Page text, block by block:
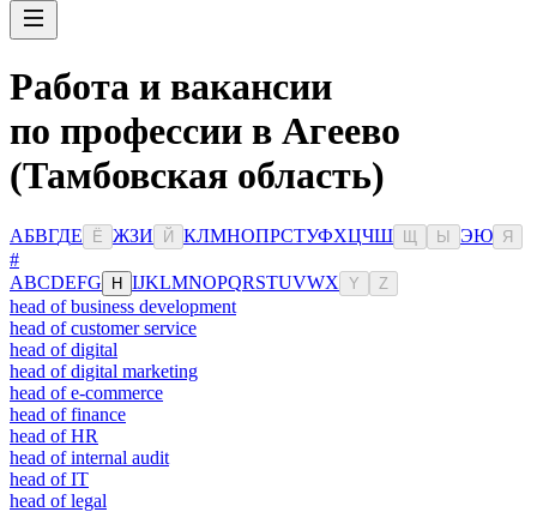
Работа и вакансии
по профессии в Агеево
(Тамбовская область)
АБВГДЕ Ё ЖЗИ Й КЛМНОПРСТУФХЦЧШ Ы ЭЮ Я
#
ABCDEFG H IJKLMNOPQRSTUVWX Y Z
head of business development
head of customer service
head of digital
head of digital marketing
head of e-commerce
head of finance
head of HR
head of internal audit
head of IT
head of legal